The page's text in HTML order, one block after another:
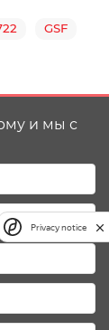
GSF
и мы с
Privacy notice